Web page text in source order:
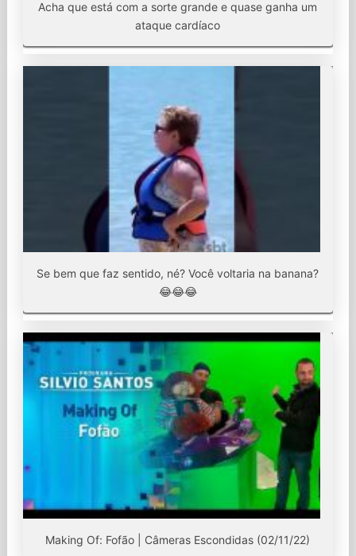
Acha que está com a sorte grande e quase ganha um
ataque cardíaco
Se bem que faz sentido, né? Você voltaria na banana?
😂😂😂
Making Of: Fofão | Câmeras Escondidas (02/11/22)